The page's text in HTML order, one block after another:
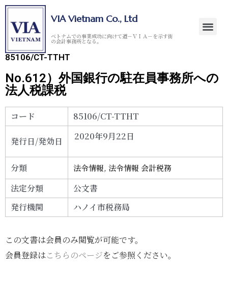
VIA Vietnam Co., Ltd
ベトナムでの事業成功に向けて道－ＶＩＡ－を示す街
の会計事務所となる。
85106/CT-TTHT
No.612）外国銀行の駐在員事務所への
法人税課税
コード 85106/CT-TTHT
発行日/発効日 2020年9月22日
分類 法令情報,法令情報 会計税務
法定分類
公文書
発行機関
ハノイ市税務局
この文書は会員のみ閲覧が可能です。
会員登録はこちらのページをご参照ください。